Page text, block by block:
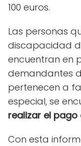
100 euros.
Las personas
discapacidad
encuentran en
demandantes
pertenecen a
especial, se
realizar el
Con esta